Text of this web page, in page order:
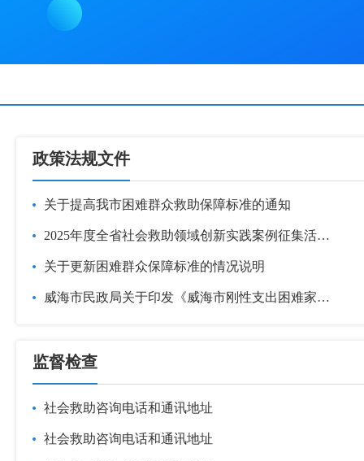
政策法规文件
关于提高我市困难群众救助保障标准的通知
2025年度全省社会救助领域创新实践案例征集活动方案
关于更新困难群众保障标准的情况说明
威海市民政局关于印发《威海市刚性支出困难家庭认定办法（试行）...
监督检查
社会救助咨询电话和通讯地址
社会救助咨询电话和通讯地址